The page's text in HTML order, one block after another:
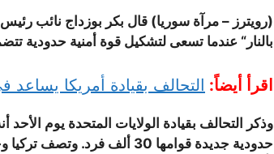
(رويترز – مرآة سوريا) قال بكر بوزداج نائب رئيس
بالنار“ عندما تسعى لتشكيل قوة أمنية حدودية
اقرأ أيضاً: التحالف بقيادة أمريكا
وذكر التحالف بقيادة الولايات المتحدة يوم
حدودية جديدة قوامها 30